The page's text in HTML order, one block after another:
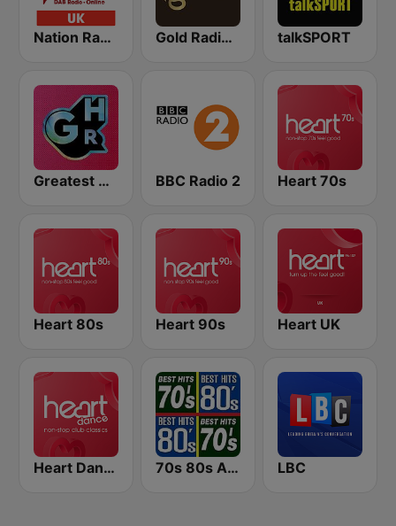
Nation Radio 70s Gold Radio UK talkSPORT
Greatest Hits Radio BBC Radio 2 Heart 70s
Heart 80s Heart 90s Heart UK
Heart Dance 70s 80s All Time Greatest LBC